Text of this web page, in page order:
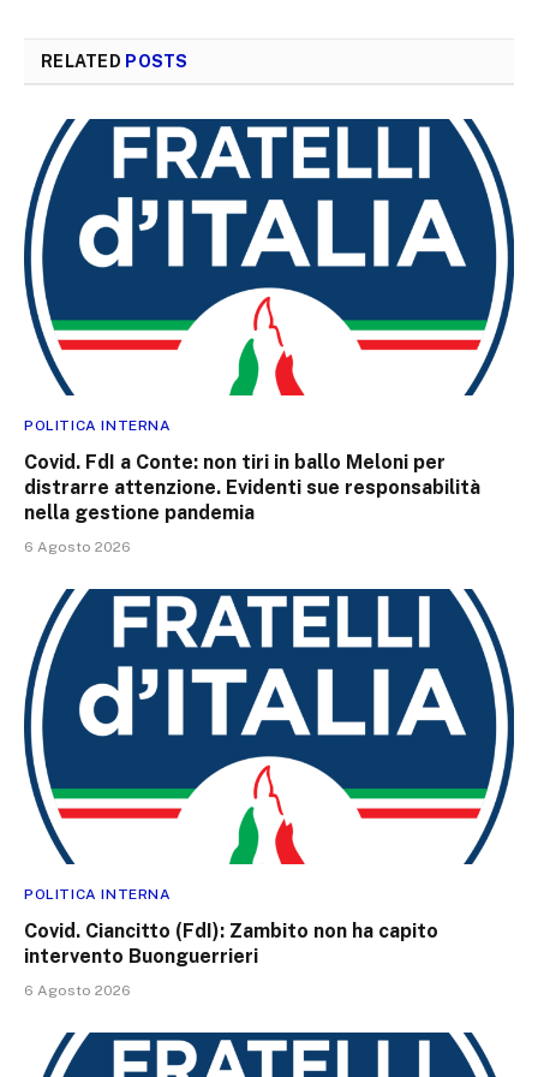
RELATED POSTS
POLITICA INTERNA
Covid. FdI a Conte: non tiri in ballo Meloni per
distrarre attenzione. Evidenti sue responsabilità
nella gestione pandemia
6 Agosto 2026
POLITICA INTERNA
Covid. Ciancitto (FdI): Zambito non ha capito
intervento Buonguerrieri
6 Agosto 2026